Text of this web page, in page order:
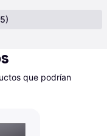
que podrían